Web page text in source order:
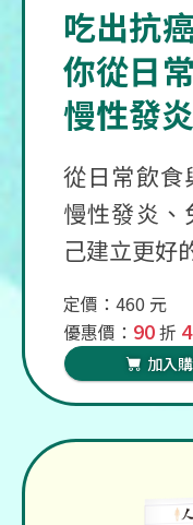
吃出抗
你從日
慢性發
從日常飲食
慢性發炎、
己建立更好
定價：460 元
優惠價： 90折
加入